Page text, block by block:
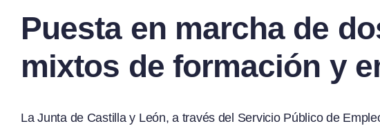
Puesta en marcha de
mixtos de formación y
La Junta de Castilla y León, a través del Servicio Público de